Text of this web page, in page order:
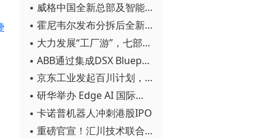
▪ 威格中国全新总部及智能工厂启用
▪ 霍尼韦尔发布分拆后全新品牌：霍尼韦尔科技与霍尼韦尔航空航天
▪ 大力发展“工厂游”，七部门联合发文！
▪ ABB通过集成DSX Blueprint AI基础设施，扩大与英伟达的合作
▪ 京东工业发起百川计划， 构建工业大模型新生态
▪ 研华举办 Edge AI 国际论坛
▪ 卡诺普机器人冲刺港股IPO
▪ 重磅官宣！汇川技术联合发起 D12 联盟，开创产教融合新范式